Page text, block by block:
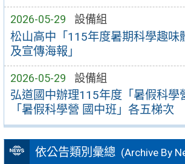
2026-05-29 設備組
松山高中「115年度暑期科學趣味
及宣傳海報」
2026-05-29 設備組
弘道國中辦理115年度「暑假科學
「暑假科學營 國中班」各五梯次
依公告類別彙總 (Archive By